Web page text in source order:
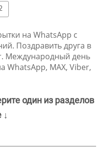
на WhatsApp с
Поздравить друга в
Международный день
WhatsApp, MAX, Viber,
один из разделов
↓